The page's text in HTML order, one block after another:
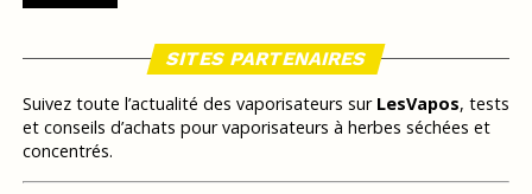
SITES PARTENAIRES
Suivez toute l’actualité des vaporisateurs sur LesVapos, tests
et conseils d’achats pour vaporisateurs à herbes séchées et
concentrés.